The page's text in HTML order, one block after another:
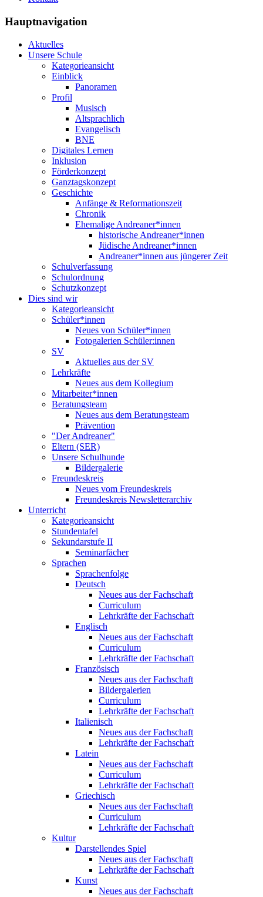
Hauptnavigation
Aktuelles
Unsere Schule
Kategorieansicht
Einblick
Panoramen
Profil
Musisch
Altsprachlich
Evangelisch
BNE
Digitales Lernen
Inklusion
Förderkonzept
Ganztagskonzept
Geschichte
Anfänge & Reformationszeit
Chronik
Ehemalige Andreaner*innen
historische Andreaner*innen
Jüdische Andreaner*innen
Andreaner*innen aus jüngerer Zeit
Schulverfassung
Schulordnung
Schutzkonzept
Dies sind wir
Kategorieansicht
Schüler*innen
Neues von Schüler*innen
Fotogalerien Schüler:innen
SV
Aktuelles aus der SV
Lehrkräfte
Neues aus dem Kollegium
Mitarbeiter*innen
Beratungsteam
Neues aus dem Beratungsteam
Prävention
"Der Andreaner"
Eltern (SER)
Unsere Schulhunde
Bildergalerie
Freundeskreis
Neues vom Freundeskreis
Freundeskreis Newsletterarchiv
Unterricht
Kategorieansicht
Stundentafel
Sekundarstufe II
Seminarfächer
Sprachen
Sprachenfolge
Deutsch
Neues aus der Fachschaft
Curriculum
Lehrkräfte der Fachschaft
Englisch
Neues aus der Fachschaft
Curriculum
Lehrkräfte der Fachschaft
Französisch
Neues aus der Fachschaft
Bildergalerien
Curriculum
Lehrkräfte der Fachschaft
Italienisch
Neues aus der Fachschaft
Lehrkräfte der Fachschaft
Latein
Neues aus der Fachschaft
Curriculum
Lehrkräfte der Fachschaft
Griechisch
Neues aus der Fachschaft
Curriculum
Lehrkräfte der Fachschaft
Kultur
Darstellendes Spiel
Neues aus der Fachschaft
Lehrkräfte der Fachschaft
Kunst
Neues aus der Fachschaft